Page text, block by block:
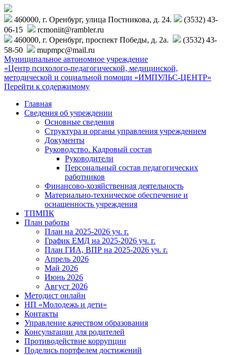
460000, г. Оренбург, улица Постникова, д. 24.
(3532) 43-
06-15
rcmoniit@rambler.ru
460000, г. Оренбург, проспект Победы, д. 2а.
(3532) 43-
58-50
mupmpc@mail.ru
Муниципальное автономное учреждение
«Центр психолого-педагогической, медицинской,
методической и социальной помощи «ИМПУЛЬС-ЦЕНТР»
Перейти к содержимому
Главная
Сведения об учреждении
Основные сведения
Структура и органы управления учреждением
Документы
Руководство. Кадровый состав
Руководители
Персональный состав педагогических
работников
Финансово-хозяйственная деятельность
Материально-техническое обеспечение и
оснащенность учреждения
ТПМПК
План работы
План на 2025-2026 уч. г.
График ЕМД на 2025-2026 уч. г.
План ГИА, ВПР на 2025-2026 уч. г.
Апрель 2026
Май 2026
Июнь 2026
Август 2026
Методист онлайн
НП «Молодежь и дети»
Контакты
Управление качеством образования
Консультации для родителей
Противодействие коррупции
Поделись портфелем достижений